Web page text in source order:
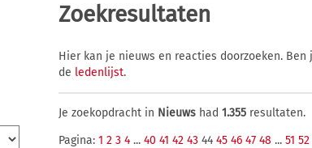
Zoekresultaten
Hier kan je nieuws en reacties doorzoeken.
de ledenlijst.
Je zoekopdracht in Nieuws had 1.355 resultaten.
Pagina: 1 2 3 4 ... 40 41 42 43 44 45 46 47 48 ... 51 52